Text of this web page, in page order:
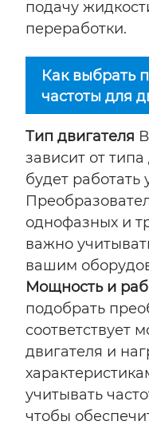
подачу
переработки.
Как выбрать
частоты для
Тип двигателя
зависит от
будет работать
однофазных и
важно
вашим
Мощность и
подобрать
соответствует
двигателя и
учитывать
чтобы